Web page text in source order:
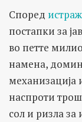
Според
постапки за
во петте
намена,
наспроти
сол и ризла